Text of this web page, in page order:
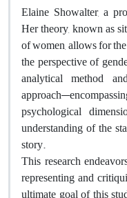
Elaine Showalter, a
Her theory, known as
of women, allows for
the perspective of
analytical method
psychological
understanding of the
story.
This research
representing and